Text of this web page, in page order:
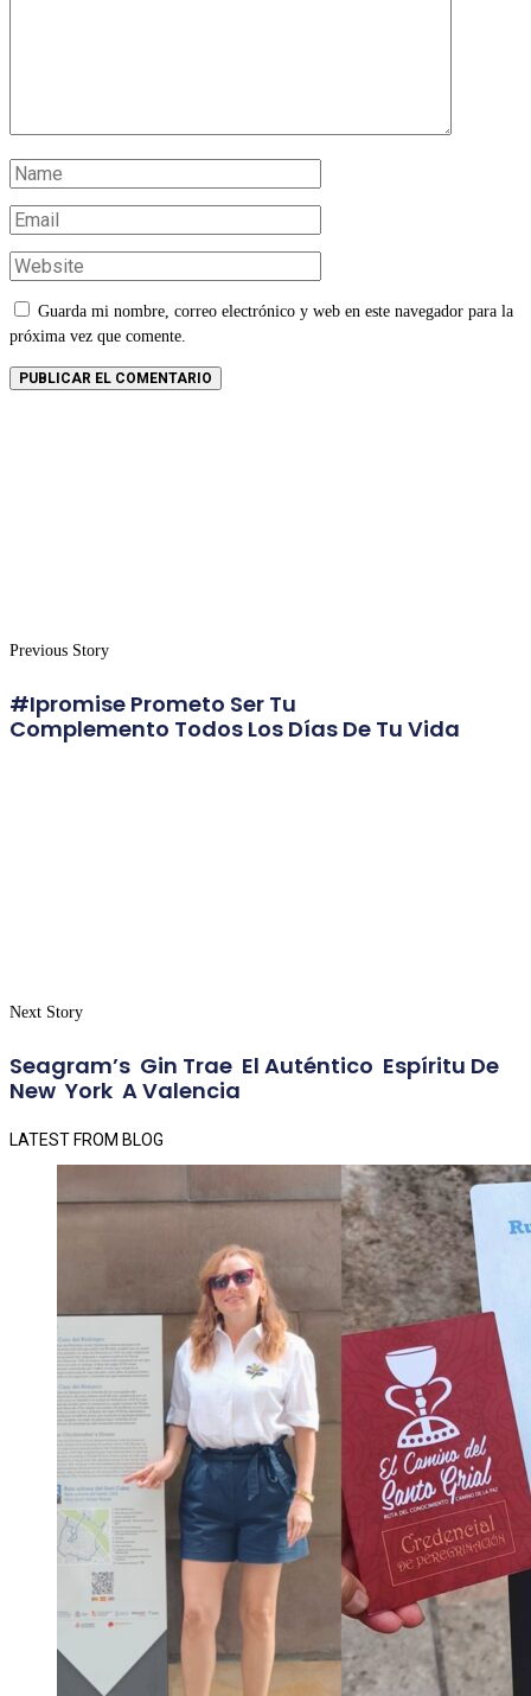
Guarda mi nombre, correo electrónico y web en este navegador para la
próxima vez que comente.
Previous Story
#ipromise Prometo Ser Tu
Complemento Todos Los Días De Tu Vida
Next Story
Seagram’s Gin Trae El Auténtico Espíritu De
New York A Valencia
LATEST FROM BLOG